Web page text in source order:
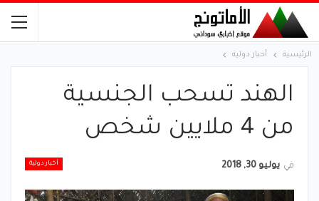
الرئيسية أخبار دولية
الهند تسحب الجنسية
من 4 ملايين شخص
أخبار دولية في يوليو 30, 2018